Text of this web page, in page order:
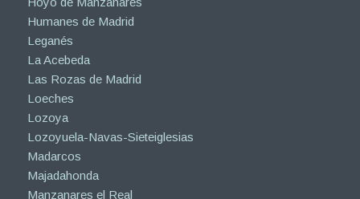
Humanes de Madrid
Leganés
La Acebeda
Las Rozas de Madrid
Loeches
Lozoya
Lozoyuela-Navas-Sieteiglesias
Madarcos
Majadahonda
Manzanares el Real